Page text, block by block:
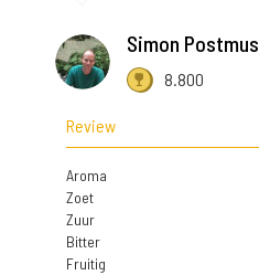
Simon Postmus
8.800
Review
Aroma
Zoet
Zuur
Bitter
Fruitig